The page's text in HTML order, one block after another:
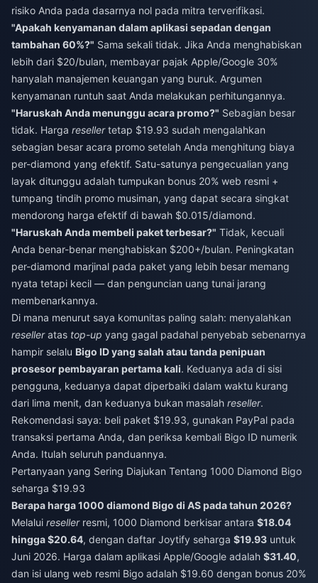
risiko Anda pada dasarnya nol pada mitra terverifikasi.
"Apakah kenyamanan dalam aplikasi sepadan dengan
tambahan 60%?" Sama sekali tidak. Jika Anda menghabiskan
lebih dari $20/bulan, membayar pajak Apple/Google 30%
hanyalah manajemen keuangan yang buruk. Argumen
kenyamanan runtuh saat Anda melakukan perhitungannya.
"Haruskah Anda menunggu acara promo?" Sebagian besar
tidak. Harga resellertetap $19.93 sudah mengalahkan
sebagian besar acara promo setelah Anda menghitung biaya
per-diamond yang efektif. Satu-satunya pengecualian yang
layak ditunggu adalah tumpukan bonus 20% web resmi +
tumpang tindih promo musiman, yang dapat secara singkat
mendorong harga efektif di bawah $0.015/diamond.
"Haruskah Anda membeli paket terbesar?" Tidak, kecuali
Anda benar-benar menghabiskan $200+/bulan. Peningkatan
per-diamond marjinal pada paket yang lebih besar memang
nyata tetapi kecil — dan penguncian uang tunai jarang
membenarkannya.
Di mana menurut saya komunitas paling salah: menyalahkan
reselleratas top-up yang gagal padahal penyebab sebenarnya
hampir selalu Bigo ID yang salah atau tanda penipuan
prosesor pembayaran pertama kali. Keduanya ada di sisi
pengguna, keduanya dapat diperbaiki dalam waktu kurang
dari lima menit, dan keduanya bukan masalah reseller.
Rekomendasi saya: beli paket $19.93, gunakan PayPal pada
transaksi pertama Anda, dan periksa kembali Bigo ID numerik
Anda. Itulah seluruh panduannya.
Pertanyaan yang Sering Diajukan Tentang 1000 Diamond Bigo
seharga $19.93
Berapa harga 1000 diamond Bigo di AS pada tahun 2026?
Melalui resellerresmi, 1000 Diamond berkisar antara $18.04
hingga $20.64, dengan daftar Joytify seharga $19.93 untuk
Juni 2026. Harga dalam aplikasi Apple/Google adalah $31.40,
dan isi ulang web resmi Bigo adalah $19.60 dengan bonus 20%